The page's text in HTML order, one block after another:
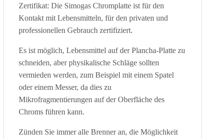
Zertifikat: Die Simogas Chromplatte ist für den
Kontakt mit Lebensmitteln, für den privaten und
professionellen Gebrauch zertifiziert.
Es ist möglich, Lebensmittel auf der Plancha-Platte zu
schneiden, aber physikalische Schläge sollten
vermieden werden, zum Beispiel mit einem Spatel
oder einem Messer, da dies zu
Mikrofragmentierungen auf der Oberfläche des
Chroms führen kann.
Zünden Sie immer alle Brenner an, die Möglichkeit